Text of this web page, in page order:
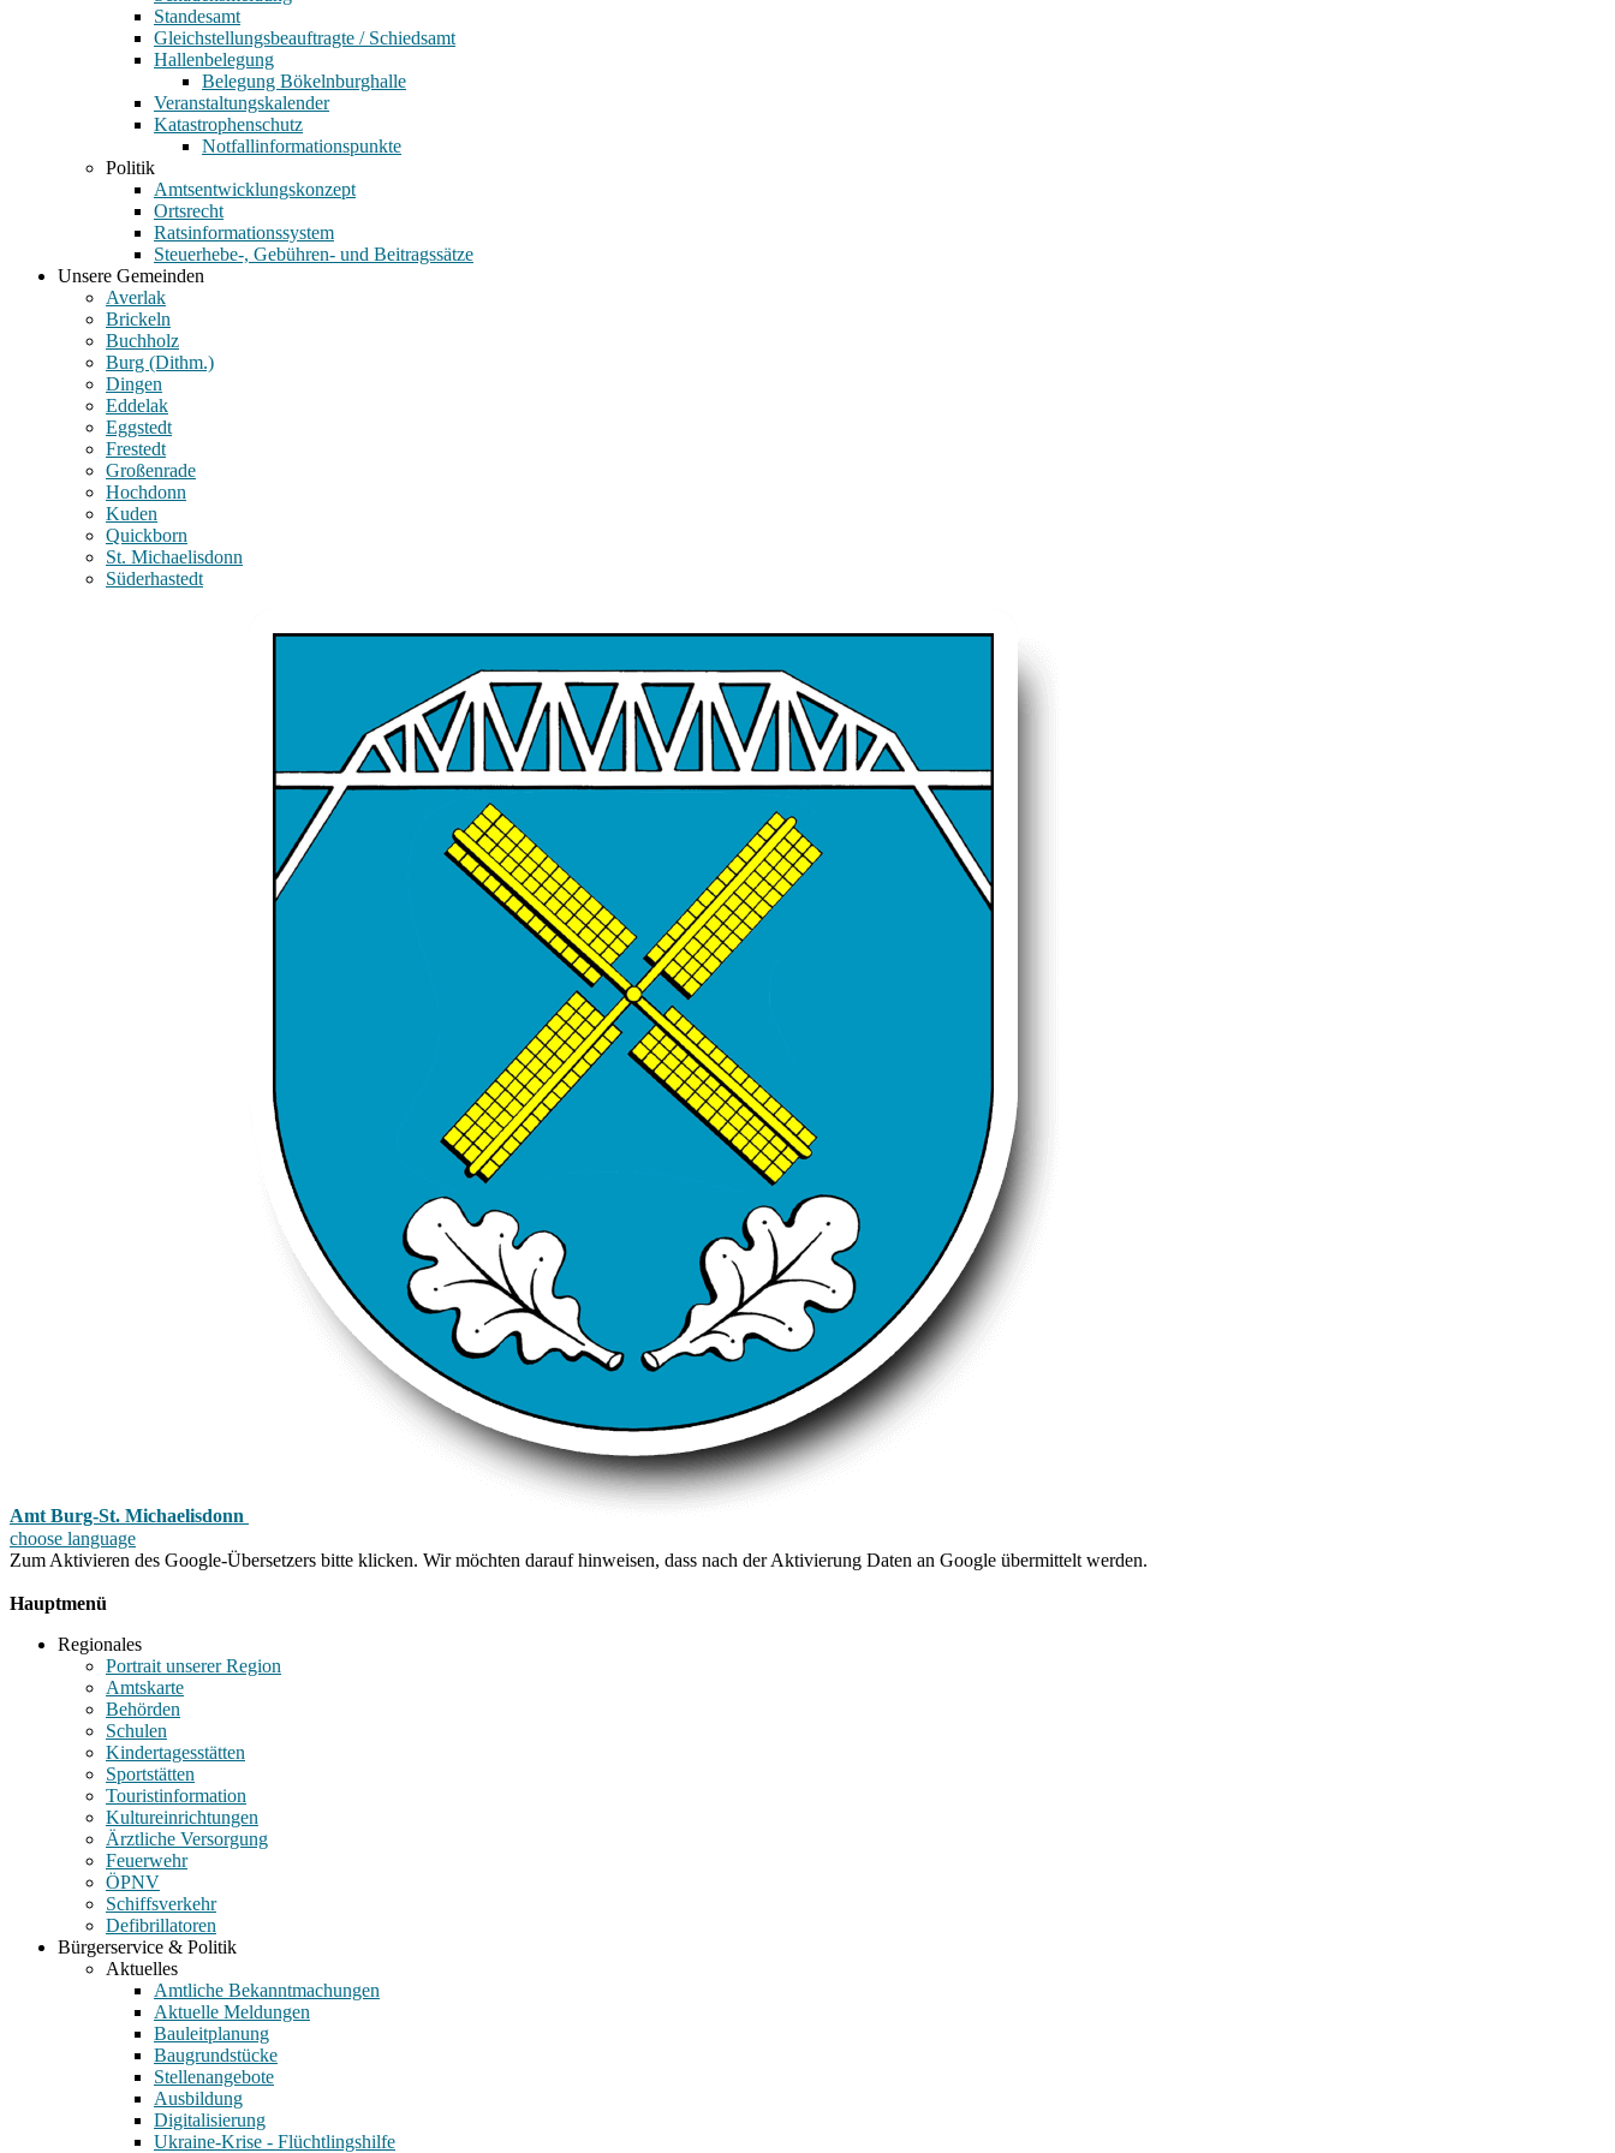
Standesamt
Gleichstellungsbeauftragte / Schiedsamt
Hallenbelegung
Belegung Bökelnburghalle
Veranstaltungskalender
Katastrophenschutz
Notfallinformationspunkte
Politik
Amtsentwicklungskonzept
Ortsrecht
Ratsinformationssystem
Steuerhebe-, Gebühren- und Beitragssätze
Unsere Gemeinden
Averlak
Brickeln
Buchholz
Burg (Dithm.)
Dingen
Eddelak
Eggstedt
Frestedt
Großenrade
Hochdonn
Kuden
Quickborn
St. Michaelisdonn
Süderhastedt
Amt Burg-St. Michaelisdonn
choose language
Zum Aktivieren des Google-Übersetzers bitte klicken. Wir möchten darauf hinweisen, dass nach der Aktivierung Daten an Google übermittelt werden.
Hauptmenü
Regionales
Portrait unserer Region
Amtskarte
Behörden
Schulen
Kindertagesstätten
Sportstätten
Touristinformation
Kultureinrichtungen
Ärztliche Versorgung
Feuerwehr
ÖPNV
Schiffsverkehr
Defibrillatoren
Bürgerservice & Politik
Aktuelles
Amtliche Bekanntmachungen
Aktuelle Meldungen
Bauleitplanung
Baugrundstücke
Stellenangebote
Ausbildung
Digitalisierung
Ukraine-Krise - Flüchtlingshilfe